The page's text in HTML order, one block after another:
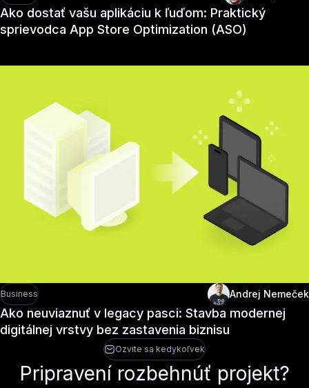
Ako dostať vašu aplikáciu k ľuďom: Praktický
sprievodca App Store Optimization (ASO)
Business Andrej Nemeček
Ako neuviaznuť v legacy pasci: Stavba modernej
digitálnej vrstvy bez zastavenia biznisu
Ozvite sa kedykoľvek
Pripravení rozbehnúť projekt?